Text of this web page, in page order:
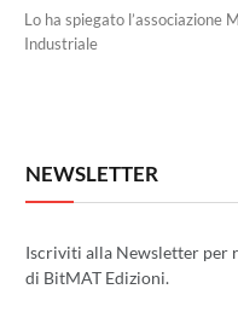
Lo ha spiegato l’associazione
Industriale
NEWSLETTER
Iscriviti alla Newsletter per
di BitMAT Edizioni.